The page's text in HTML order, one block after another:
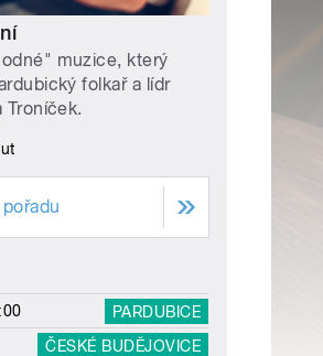
muzice, který
folkař a lídr
Troníček.
PARDUBICE
ČESKÉ BUDĚJOVICE